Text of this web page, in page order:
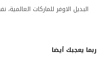
البديل الاوفر للماركات
ربما يعجبك أيضا